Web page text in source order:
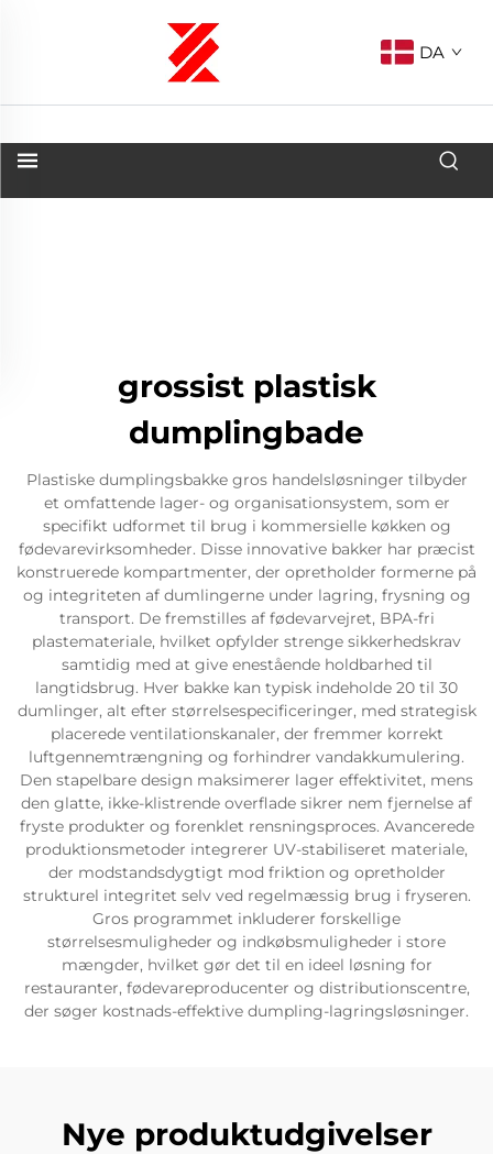
DA
grossist plastisk
dumplingbade
Plastiske dumplingsbakke gros handelsløsninger tilbyder
et omfattende lager- og organisationsystem, som er
specifikt udformet til brug i kommersielle køkken og
fødevarevirksomheder. Disse innovative bakker har præcist
konstruerede kompartmenter, der opretholder formerne på
og integriteten af dumlingerne under lagring, frysning og
transport. De fremstilles af fødevarvejret, BPA-fri
plastemateriale, hvilket opfylder strenge sikkerhedskrav
samtidig med at give enestående holdbarhed til
langtidsbrug. Hver bakke kan typisk indeholde 20 til 30
dumlinger, alt efter størrelsespecificeringer, med strategisk
placerede ventilationskanaler, der fremmer korrekt
luftgennemtrængning og forhindrer vandakkumulering.
Den stapelbare design maksimerer lager effektivitet, mens
den glatte, ikke-klistrende overflade sikrer nem fjernelse af
fryste produkter og forenklet rensningsproces. Avancerede
produktionsmetoder integrerer UV-stabiliseret materiale,
der modstandsdygtigt mod friktion og opretholder
strukturel integritet selv ved regelmæssig brug i fryseren.
Gros programmet inkluderer forskellige
størrelsesmuligheder og indkøbsmuligheder i store
mængder, hvilket gør det til en ideel løsning for
restauranter, fødevareproducenter og distributionscentre,
der søger kostnads-effektive dumpling-lagringsløsninger.
Nye produktudgivelser